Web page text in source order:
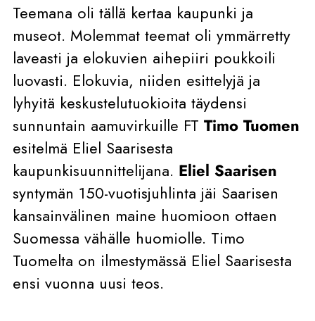
Teemana oli tällä kertaa kaupunki ja
museot. Molemmat teemat oli ymmärretty
laveasti ja elokuvien aihepiiri poukkoili
luovasti. Elokuvia, niiden esittelyjä ja
lyhyitä keskustelutuokioita täydensi
sunnuntain aamuvirkuille FT Timo Tuomen
esitelmä Eliel Saarisesta
kaupunkisuunnittelijana. Eliel Saarisen
syntymän 150-vuotisjuhlinta jäi Saarisen
kansainvälinen maine huomioon ottaen
Suomessa vähälle huomiolle. Timo
Tuomelta on ilmestymässä Eliel Saarisesta
ensi vuonna uusi teos.